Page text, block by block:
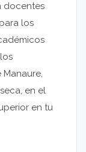
docentes
los
Manaure,
en el
en tu